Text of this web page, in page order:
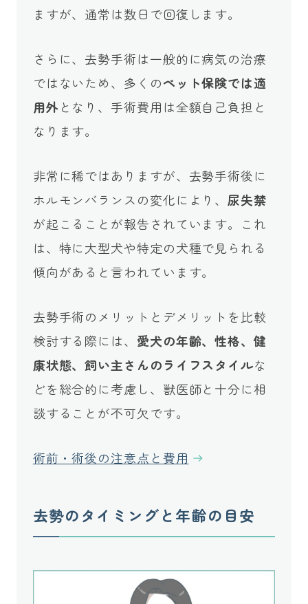
ますが、通常は数日で回復します。
さらに、去勢手術は一般的に病気の治療
ではないため、多くのペット保険では適
用外 となり、手術費用は全額自己負担と
なります。
非常に稀ではありますが、去勢手術後に
ホルモンバランスの変化により、尿失禁
が起こることが報告されています。これ
は、特に大型犬や特定の犬種で見られる
傾向があると言われています。
去勢手術のメリットとデメリットを比較
検討する際には、 愛犬の年齢、性格、健
康状態、飼い主さんのライフスタイルな
どを総合的に考慮し、獣医師と十分に相
談することが不可欠です。
術前・術後の注意点と費用
去勢のタイミングと年齢の目安